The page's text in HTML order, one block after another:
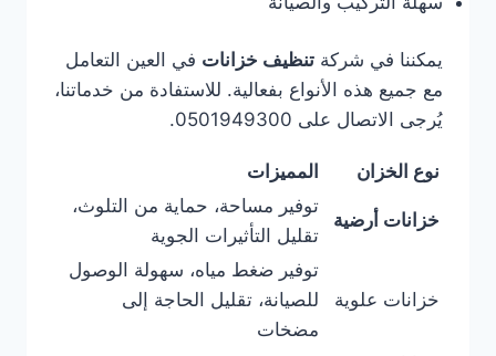
يمكننا في شركة تنظيف خزانات في العين التعامل
مع جميع هذه الأنواع بفعالية. للاستفادة من خدماتنا،
يُرجى الاتصال على 0501949300.
نوع الخزان المميزات
خزانات أرضية
توفير مساحة، حماية من التلوث،
تقليل التأثيرات الجوية
خزانات علوية
توفير ضغط مياه، سهولة الوصول
للصيانة، تقليل الحاجة إلى
مضخات